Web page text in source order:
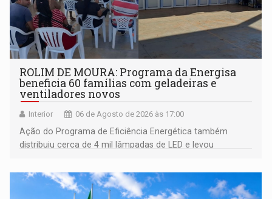
ROLIM DE MOURA: Programa da Energisa
beneficia 60 famílias com geladeiras e
ventiladores novos
Interior 06 de Agosto de 2026 às 17:00
Ação do Programa de Eficiência Energética também
distribuiu cerca de 4 mil lâmpadas de LED e levou
comunidade